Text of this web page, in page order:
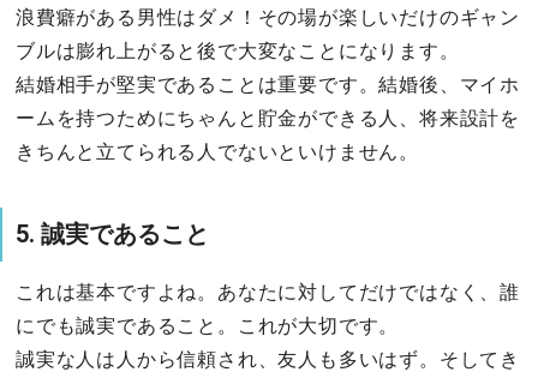
浪費癖がある男性はダメ！その場が楽しいだけのギャン
ブルは膨れ上がると後で大変なことになります。
結婚相手が堅実であることは重要です。結婚後、マイホ
ームを持つためにちゃんと貯金ができる人、将来設計を
きちんと立てられる人でないといけません。
5. 誠実であること
これは基本ですよね。あなたに対してだけではなく、誰
にでも誠実であること。これが大切です。
誠実な人は人から信頼され、友人も多いはず。そしてき